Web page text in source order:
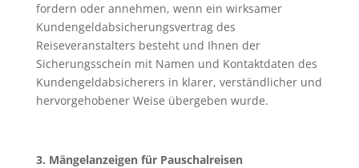
fordern oder annehmen, wenn ein wirksamer
Kundengeldabsicherungsvertrag des
Reiseveranstalters besteht und Ihnen der
Sicherungsschein mit Namen und Kontaktdaten des
Kundengeldabsicherers in klarer, verständlicher und
hervorgehobener Weise übergeben wurde.
3. Mängelanzeigen für Pauschalreisen